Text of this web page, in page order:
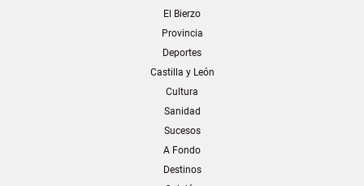
El Bierzo
Provincia
Deportes
Castilla y León
Cultura
Sanidad
Sucesos
A Fondo
Destinos